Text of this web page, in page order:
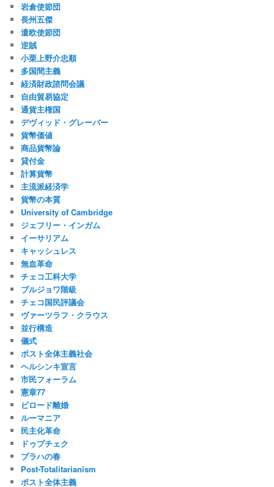
岩倉使節団
長州五傑
遣欧使節団
逆賊
小栗上野介忠順
多国間主義
経済財政諮問会議
自由貿易協定
通貨主権国
デヴィッド・グレーバー
貨幣価値
商品貨幣論
貸付金
計算貨幣
主流派経済学
貨幣の本質
University of Cambridge
ジェフリー・インガム
イーサリアム
キャッシュレス
無血革命
チェコ工科大学
ブルジョワ階級
チェコ国民評議会
ヴァーツラフ・クラウス
並行構造
儀式
ポスト全体主義社会
ヘルシンキ宣言
市民フォーラム
憲章77
ビロード離婚
ルーマニア
民主化革命
ドゥプチェク
プラハの春
Post-Totalitarianism
ポスト全体主義